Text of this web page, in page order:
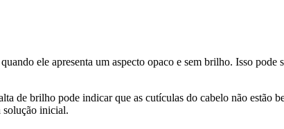
ele apresenta um aspecto opaco e sem brilho. Isso
de brilho pode indicar que as cutículas do cabelo não estão
solução inicial.